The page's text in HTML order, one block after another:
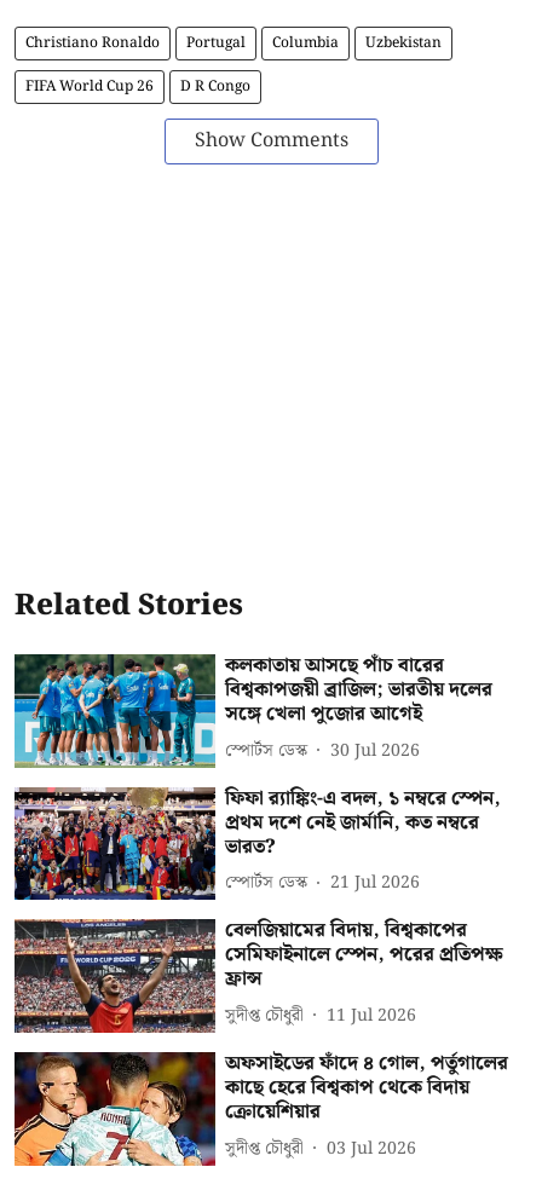
Christiano Ronaldo Portugal Columbia
Uzbekistan
FIFA World Cup 26
D R Congo
Show Comments
Related Stories
কলকাতায় আসছে পাঁচ বারের
বিশ্বকাপজয়ী ব্রাজিল; ভারতীয় দলের
সঙ্গে খেলা পুজোর আগেই
স্পোর্টস ডেস্ক 30 Jul 2026
ফিফা র‍্যাঙ্কিং-এ বদল, ১ নম্বরে স্পেন,
প্রথম দশে নেই জার্মানি, কত নম্বরে
ভারত?
স্পোর্টস ডেস্ক 21 Jul 2026
বেলজিয়ামের বিদায়, বিশ্বকাপের
সেমিফাইনালে স্পেন, পরের প্রতিপক্ষ
ফ্রান্স
সুদীপ্ত চৌধুরী 11 Jul 2026
অফসাইডের ফাঁদে ৪ গোল, পর্তুগালের
কাছে হেরে বিশ্বকাপ থেকে বিদায়
ক্রোয়েশিয়ার
সুদীপ্ত চৌধুরী 03 Jul 2026